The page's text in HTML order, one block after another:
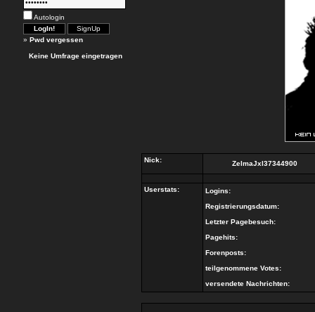
Autologin
» Pwd vergessen
Keine Umfrage eingetragen
Nick: ZelmaJxl37344900
Userstats:
Logins:
Registrierungsdatum:
Letzter Pagebesuch:
Pagehits:
Forenposts:
teilgenommene Votes:
versendete Nachrichten: